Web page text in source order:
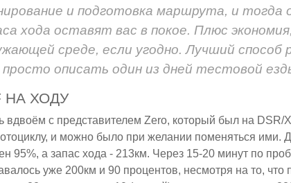
и подготовка маршрута, и тогда
хода оставят вас в покое. Плюс
среде, если угодно. Лучший способ
описать один из дней тестовой
НА ХОДУ
вдвоём с представителем Zero, который был на DSR/
и можно было при желании поменяться ими.
95%, а запас хода - 213км. Через 15-20 минут по
уже 200км и 90 процентов, несмотря на то,